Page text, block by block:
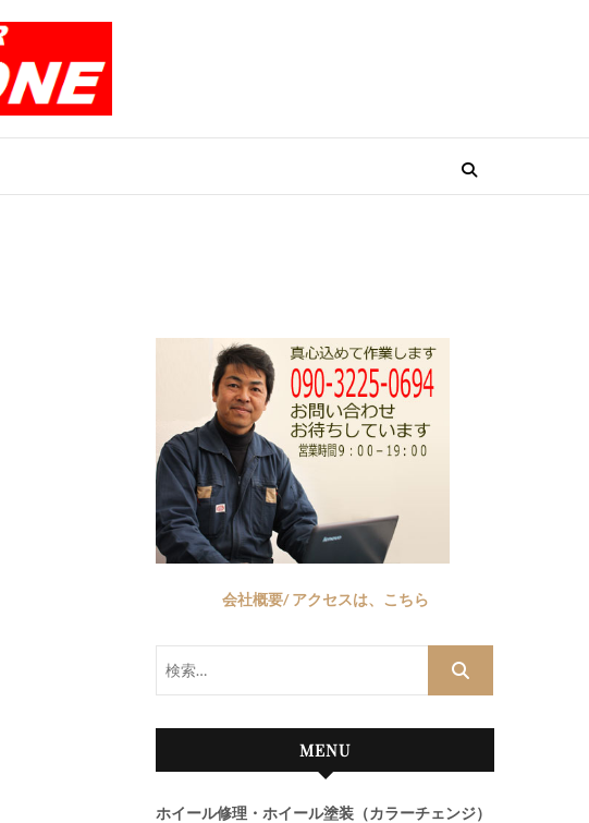
ルリペアテックワン
会社概要/ アクセスは、こちら
MENU
ホイール修理・ホイール塗装（カラーチェンジ）